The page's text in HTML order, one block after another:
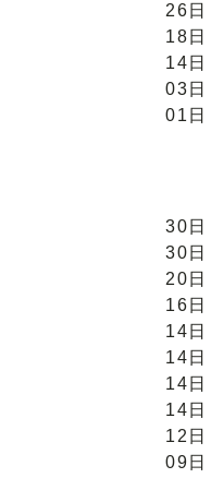
26日
18日
14日
03日
01日
30日
30日
20日
16日
14日
14日
14日
14日
12日
09日